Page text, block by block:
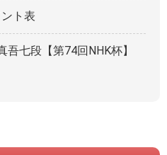
ト表
七段【第74回NHK杯】